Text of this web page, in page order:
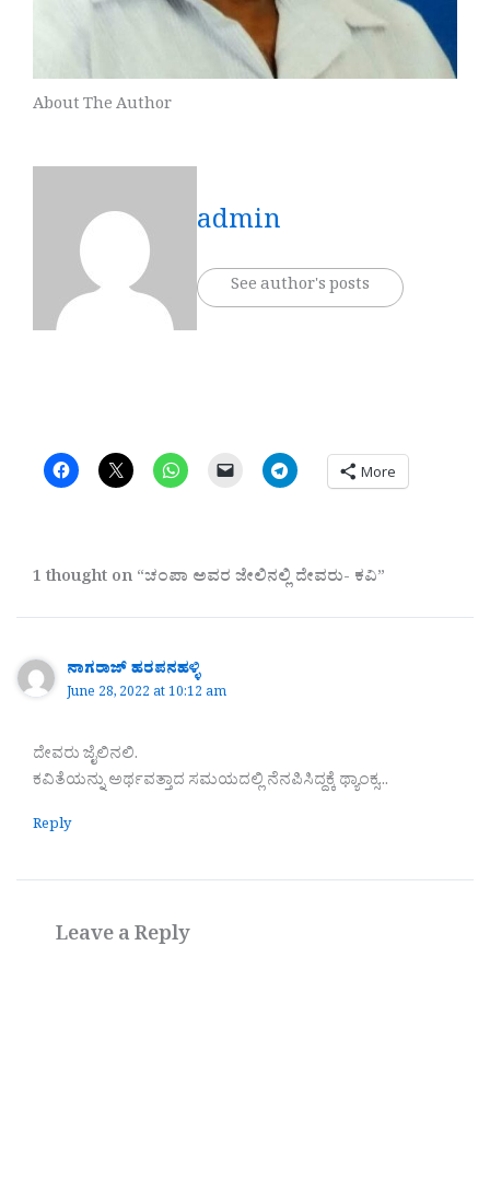
About The Author
admin
See author's posts
More
1 thought on “ಚಂಪಾ ಅವರ ಜೇಲಿನಲ್ಲಿ ದೇವರು- ಕವಿ”
ನಾಗರಾಜ್ ಹರಪನಹಳ್ಳಿ
June 28, 2022 at 10:12 am
ದೇವರು ಜೈಲಿನಲಿ.
ಕವಿತೆಯನ್ನು ಅರ್ಥವತ್ತಾದ ಸಮಯದಲ್ಲಿ ನೆನಪಿಸಿದ್ದಕ್ಕೆ ಥ್ಯಾಂಕ್ಸ.‌..
Reply
Leave a Reply